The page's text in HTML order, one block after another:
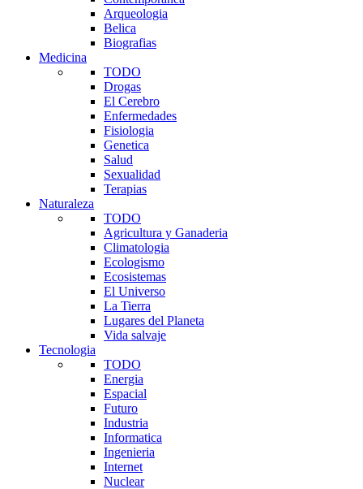
Arqueologia
Belica
Biografias
Medicina
TODO
Drogas
El Cerebro
Enfermedades
Fisiologia
Genetica
Salud
Sexualidad
Terapias
Naturaleza
TODO
Agricultura y Ganaderia
Climatologia
Ecologismo
Ecosistemas
El Universo
La Tierra
Lugares del Planeta
Vida salvaje
Tecnologia
TODO
Energia
Espacial
Futuro
Industria
Informatica
Ingenieria
Internet
Nuclear